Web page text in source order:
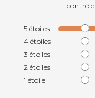
contrôle
5 étoiles
4 étoiles
3 étoiles
2 étoiles
1 étoile